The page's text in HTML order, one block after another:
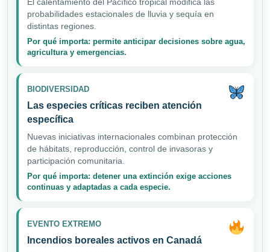
El calentamiento del Pacífico tropical modifica las
probabilidades estacionales de lluvia y sequía en
distintas regiones.
Por qué importa: permite anticipar decisiones sobre agua,
agricultura y emergencias.
BIODIVERSIDAD
Las especies críticas reciben atención
específica
Nuevas iniciativas internacionales combinan protección
de hábitats, reproducción, control de invasoras y
participación comunitaria.
Por qué importa: detener una extinción exige acciones
continuas y adaptadas a cada especie.
EVENTO EXTREMO
Incendios boreales activos en Canadá